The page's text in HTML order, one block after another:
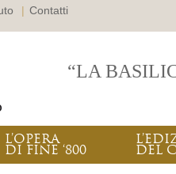
| Contatti
“LA
L’OPERA
DI FINE ‘800 DEL